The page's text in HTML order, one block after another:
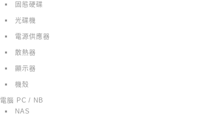
固態硬碟
光碟機
電源供應器
散熱器
顯示器
機殼
電腦 PC / NB
NAS